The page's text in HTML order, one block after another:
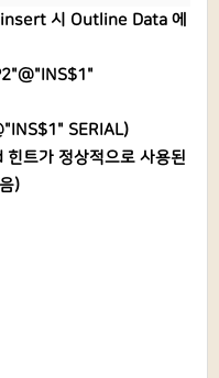
시 Outline Data 에
SERIAL)
트가 정상적으로 사용된
)